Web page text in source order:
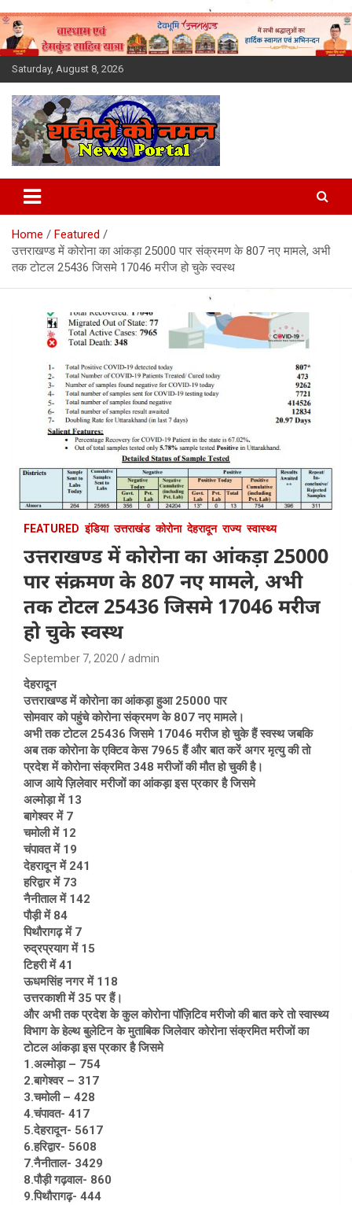
Skip
to
content
Saturday, August 8, 2026
Latest News Today, Breaking
News, Uttarakhand News in
Hindi
Home
Featured
उत्तराखण्ड में कोरोना का आंकड़ा 25000 पार संक्रमण के 807 नए मामले, अभी
तक टोटल 25436 जिसमे 17046 मरीज हो चुके स्वस्थ
FEATURED इंडिया उत्तराखंड कोरोना देहरादून राज्य स्वास्थ्य
उत्तराखण्ड में कोरोना का आंकड़ा 25000
पार संक्रमण के 807 नए मामले, अभी
तक टोटल 25436 जिसमे 17046 मरीज
हो चुके स्वस्थ
September 7, 2020 admin
देहरादून
उत्तराखण्ड में कोरोना का आंकड़ा हुआ 25000 पार
सोमवार को पहुंचे कोरोना संक्रमण के 807 नए मामले।
अभी तक टोटल 25436 जिसमे 17046 मरीज हो चुके हैं स्वस्थ जबकि
अब तक कोरोना के एक्टिव केस 7965 हैं और बात करें अगर मृत्यु की तो
प्रदेश में कोरोना संक्रमित 348 मरीजों की मौत हो चुकी है।
आज आये ज़िलेवार मरीजों का आंकड़ा इस प्रकार है जिसमे
अल्मोड़ा में 13
बागेश्वर में 7
चमोली में 12
चंपावत में 19
देहरादून में 241
हरिद्वार में 73
नैनीताल में 142
पौड़ी में 84
पिथौरागढ़ में 7
रुद्रप्रयाग में 15
टिहरी में 41
ऊधमसिंह नगर में 118
उत्तरकाशी में 35 पर हैं।
और अभी तक प्रदेश के कुल कोरोना पॉज़िटिव मरीजो की बात करे तो स्वास्थ्य
विभाग के हेल्थ बुलेटिन के मुताबिक जिलेवार कोरोना संक्रमित मरीजों का
टोटल आंकड़ा इस प्रकार है जिसमे
1.अल्मोड़ा – 754
2.बागेश्वर – 317
3.चमोली – 428
4.चंपावत- 417
5.देहरादून- 5617
6.हरिद्वार- 5608
7.नैनीताल- 3429
8.पौड़ी गढ़वाल- 860
9.पिथौरागढ़- 444